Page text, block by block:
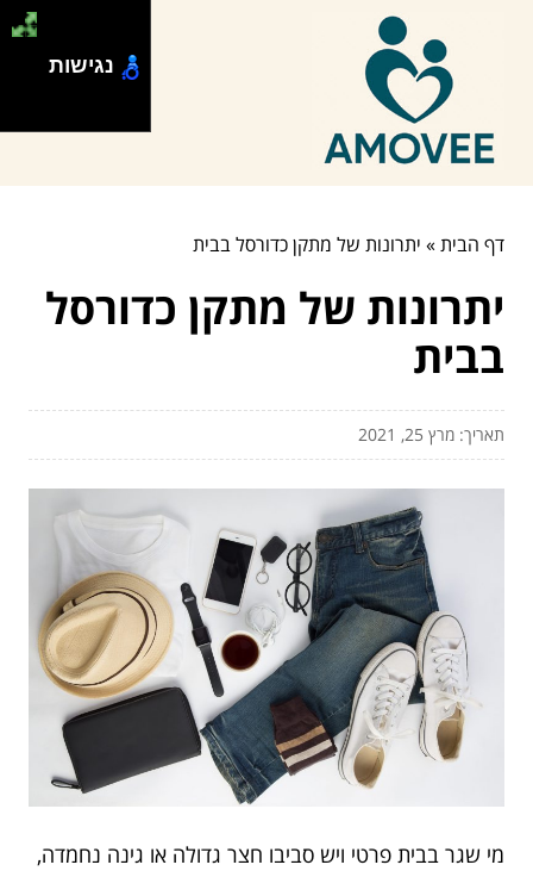
דף הבית» יתרונות של מתקן כדורסל בבית
יתרונות של מתקן כדורסל
בבית
תאריך: מרץ 25, 2021
מי שגר בבית פרטי ויש סביבו חצר גדולה או גינה נחמדה,
נגישות